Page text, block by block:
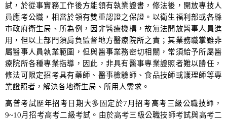
試，於從事實務工作後方能領有執業證書，修法後，開放專技人
員應考公職，相當於領有雙重認證之保證。以衛生福利部或各縣
市政府衛生局、所為例，因非醫療機構，故無法開放醫事人員進
用，但以上部門須肩負監督地方醫療院所之責；其業務職掌雖非
屬醫事人員執業範圍，但與醫事業務密切相關，常須給予所屬醫
療院所各種專業指導，因此，非具有醫事專業證照者難以勝任，
修法可限定招考具有藥師、醫事檢驗師、食品技師或護理師等專
業證照者，解決各地衛生局、所用人需求。
高普考試歷年招考日期大多固定於7月招考高考三級公職技師，
9~10月招考高考二級考試。由於高考三級公職技師考試與高考二